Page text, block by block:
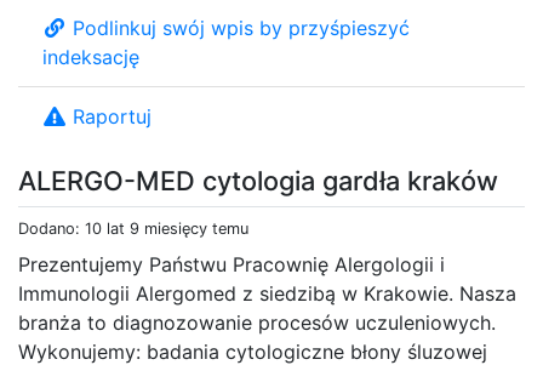
ALERGO-MED cytologia gardła kraków
Dodano: 10 lat 9 miesięcy temu
Prezentujemy Państwu Pracownię Alergologii i
Immunologii Alergomed z siedzibą w Krakowie. Nasza
branża to diagnozowanie procesów uczuleniowych.
Wykonujemy: badania cytologiczne błony śluzowej
Podlinkuj swój wpis by przyśpieszyć
indeksację
Raportuj